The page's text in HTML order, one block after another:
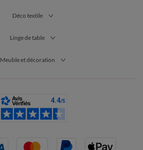
Déco textile
Linge de table
Meuble et décoration